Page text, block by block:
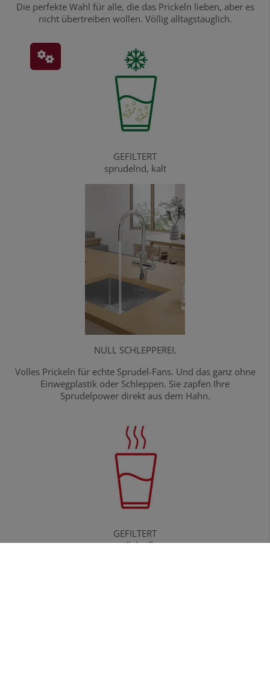
Die perfekte Wahl für alle, die das Prickeln lieben, aber es
nicht übertreiben wollen. Völlig alltagstauglich.
GEFILTERT
sprudelnd, kalt
NULL SCHLEPPEREI.
Volles Prickeln für echte Sprudel-Fans. Und das ganz ohne
Einwegplastik oder Schleppen. Sie zapfen Ihre
Sprudelpower direkt aus dem Hahn.
GEFILTERT
still, heiß